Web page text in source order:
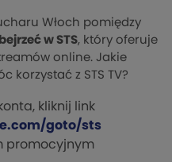
Włoch pomiędzy
w STS, który oferuje
online. Jakie
korzystać z STS TV?
kliknij link
goto/sts
promocyjnym